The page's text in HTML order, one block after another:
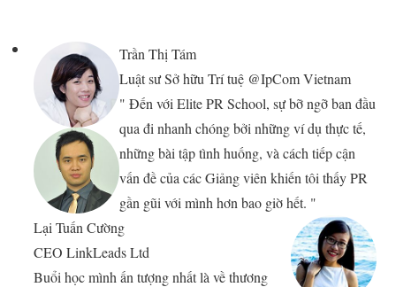
Trần Thị Tám
Luật sư Sở hữu Trí tuệ @IpCom Vietnam
" Đến với Elite PR School, sự bỡ ngỡ ban đầu
qua đi nhanh chóng bởi những ví dụ thực tế,
những bài tập tình huống, và cách tiếp cận
vấn đề của các Giảng viên khiến tôi thấy PR
gần gũi với mình hơn bao giờ hết. "
Lại Tuấn Cường
CEO LinkLeads Ltd
Buổi học mình ấn tượng nhất là về thương